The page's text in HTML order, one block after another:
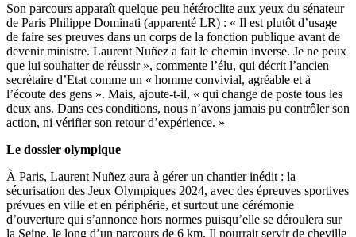
Son parcours apparaît quelque peu hétéroclite aux yeux du sénateur
de Paris Philippe Dominati (apparenté LR) : « Il est plutôt d’usage
de faire ses preuves dans un corps de la fonction publique avant de
devenir ministre. Laurent Nuñez a fait le chemin inverse. Je ne peux
que lui souhaiter de réussir », commente l’élu, qui décrit l’ancien
secrétaire d’Etat comme un « homme convivial, agréable et à
l’écoute des gens ». Mais, ajoute-t-il, « qui change de poste tous les
deux ans. Dans ces conditions, nous n’avons jamais pu contrôler son
action, ni vérifier son retour d’expérience. »
Le dossier olympique
À Paris, Laurent Nuñez aura à gérer un chantier inédit : la
sécurisation des Jeux Olympiques 2024, avec des épreuves sportives
prévues en ville et en périphérie, et surtout une cérémonie
d’ouverture qui s’annonce hors normes puisqu’elle se déroulera sur
la Seine, le long d’un parcours de 6 km. Il pourrait servir de cheville